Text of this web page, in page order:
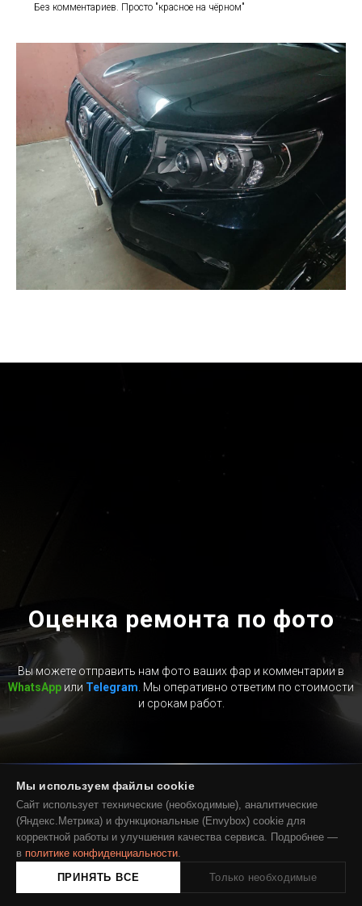
Без комментариев. Просто "красное на чёрном"
Оценка ремонта по фото
Вы можете отправить нам фото ваших фар и комментарии в
WhatsApp или Telegram . Мы оперативно ответим по стоимости
и срокам работ.
НАПИСАТЬ В WHATSAPP
НАПИСАТЬ В TELEGRAM
Мы используем файлы cookie
Сайт использует технические (необходимые), аналитические
(Яндекс.Метрика) и функциональные (Envybox) cookie для
корректной работы и улучшения качества сервиса. Подробнее —
в политике конфиденциальности.
ПРИНЯТЬ ВСЕ
Только необходимые